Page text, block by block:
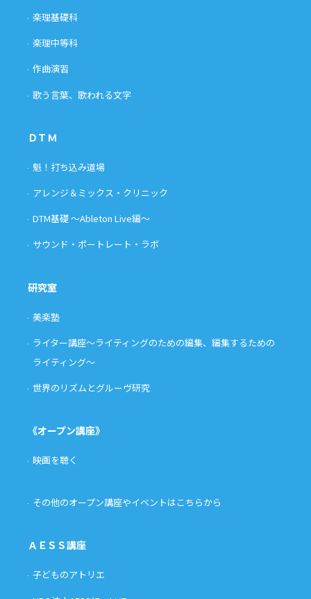
楽理基礎科
楽理中等科
作曲演習
歌う言葉、歌われる文字
ＤＴＭ
魁！打ち込み道場
アレンジ＆ミックス・クリニック
DTM基礎 〜Ableton Live編〜
サウンド・ポートレート・ラボ
研究室
美楽塾
ライター講座〜ライティングのための編集、編集するための
ライティング〜
世界のリズムとグルーヴ研究
《オープン講座》
映画を聴く
その他のオープン講座やイベントはこちらから
ＡＥＳＳ講座
子どものアトリエ